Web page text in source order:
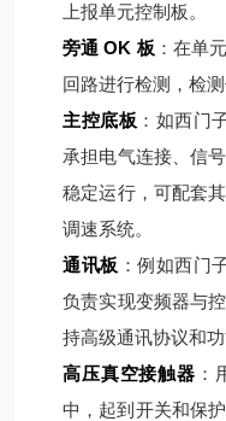
上报单元控制板。
旁通 OK 板 ：在单
回路进行检测，检
主控底板 ：如西门
承担电气连接、信
稳定运行，可配套
调速系统。
通讯板 ：例如西门
负责实现变频器与
持高级通讯协议和
高压真空接触器 ：
中，起到开关和保